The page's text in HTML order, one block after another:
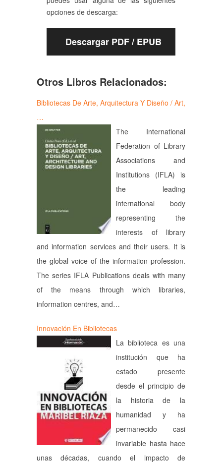
opciones de descarga:
Descargar PDF / EPUB
Otros Libros Relacionados:
Bibliotecas De Arte, Arquitectura Y Diseño / Art,
…
The International
Federation of Library
Associations and
Institutions (IFLA) is
the leading
international body
representing the
interests of library
and information services and their users. It is
the global voice of the information profession.
The series IFLA Publications deals with many
of the means through which libraries,
information centres, and…
Innovación En Bibliotecas
La biblioteca es una
institución que ha
estado presente
desde el principio de
la historia de la
humanidad y ha
permanecido casi
invariable hasta hace
unas décadas, cuando el impacto de